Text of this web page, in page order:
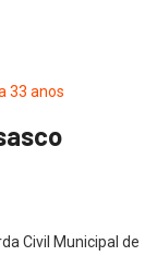
Civil Municipal de